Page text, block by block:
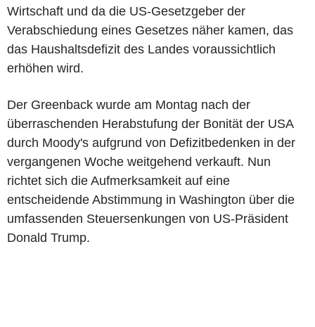
Wirtschaft und da die US-Gesetzgeber der
Verabschiedung eines Gesetzes näher kamen, das
das Haushaltsdefizit des Landes voraussichtlich
erhöhen wird.
Der Greenback wurde am Montag nach der
überraschenden Herabstufung der Bonität der USA
durch Moody's aufgrund von Defizitbedenken in der
vergangenen Woche weitgehend verkauft. Nun
richtet sich die Aufmerksamkeit auf eine
entscheidende Abstimmung in Washington über die
umfassenden Steuersenkungen von US-Präsident
Donald Trump.